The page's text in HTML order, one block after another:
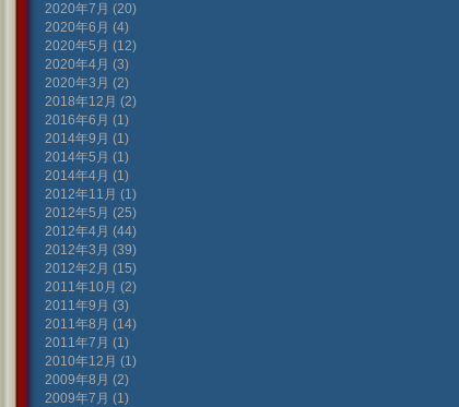
2020年7月 (20)
2020年6月 (4)
2020年5月 (12)
2020年4月 (3)
2020年3月 (2)
2018年12月 (2)
2016年6月 (1)
2014年9月 (1)
2014年5月 (1)
2014年4月 (1)
2012年11月 (1)
2012年5月 (25)
2012年4月 (44)
2012年3月 (39)
2012年2月 (15)
2011年10月 (2)
2011年9月 (3)
2011年8月 (14)
2011年7月 (1)
2010年12月 (1)
2009年8月 (2)
2009年7月 (1)